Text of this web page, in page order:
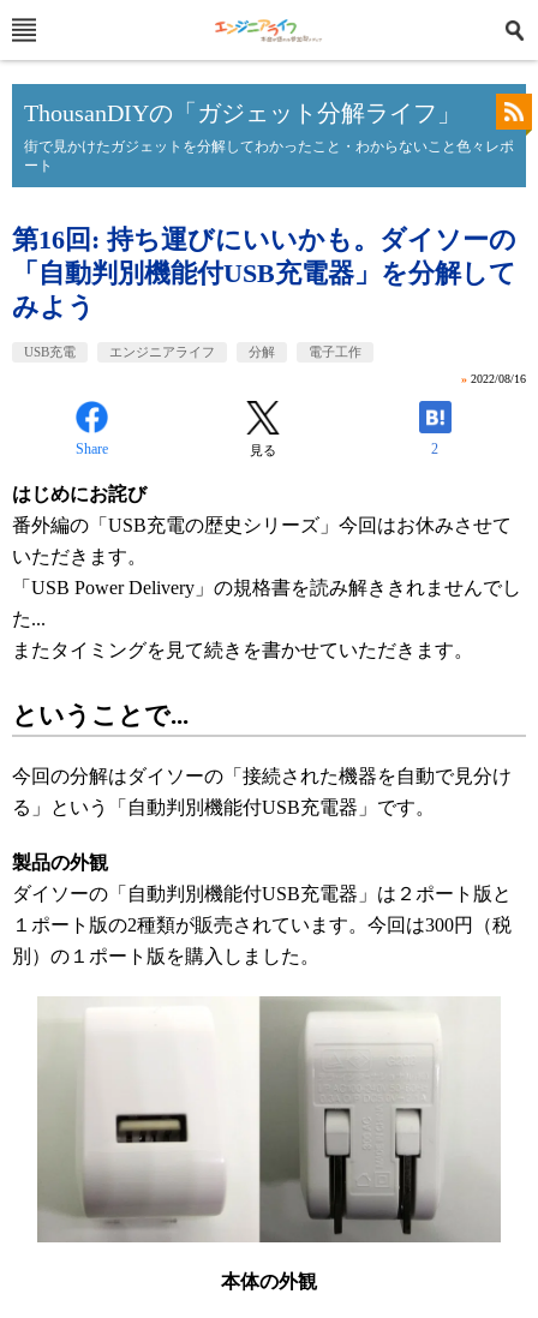
ThousanDIYの「ガジェット分解ライフ」
街で見かけたガジェットを分解してわかったこと・わからないこと色々レポ
ート
第16回: 持ち運びにいいかも。ダイソーの
「自動判別機能付USB充電器」を分解して
みよう
USB充電 エンジニアライフ 分解 電子工作
» 2022/08/16
Share 見る 2
はじめにお詫び
番外編の「USB充電の歴史シリーズ」今回はお休みさせて
いただきます。
「USB Power Delivery」の規格書を読み解ききれませんでし
た...
またタイミングを見て続きを書かせていただきます。
ということで...
今回の分解はダイソーの「接続された機器を自動で見分け
る」という「自動判別機能付USB充電器」です。
製品の外観
ダイソーの「自動判別機能付USB充電器」は２ポート版と
１ポート版の2種類が販売されています。今回は300円（税
別）の１ポート版を購入しました。
本体の外観